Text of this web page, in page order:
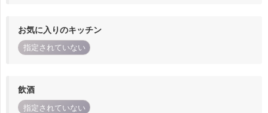
お気に入りのキッチン
指定されていない
飲酒
指定されていない